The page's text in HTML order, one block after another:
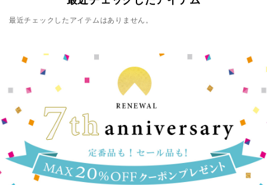
最近チェックしたアイテムはありません。